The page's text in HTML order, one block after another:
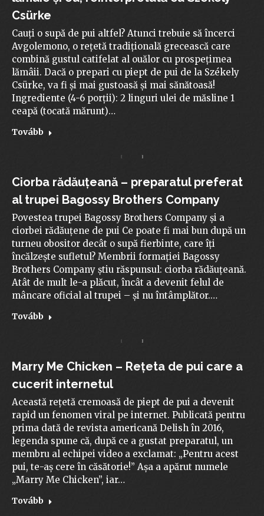
Csürke
Cauți o supă de pui altfel? Atunci trebuie să încerci
Avgolemono, o rețetă tradițională grecească care
combină gustul catifelat al ouălor cu prospețimea
lămâii. Dacă o prepari cu piept de pui de la Székely
Csürke, va fi și mai gustoasă și mai sănătoasă!
Ingrediente (4-6 porții): 2 linguri ulei de măsline 1
ceapă (tocată mărunt)…
Tovább
Ciorba rădăuțeană – preparatul preferat
al trupei Bagossy Brothers Company
Povestea trupei Bagossy Brothers Company și a
ciorbei rădăuțene de pui Ce poate fi mai bun după un
turneu obositor decât o supă fierbinte, care îți
încălzește sufletul? Membrii formației Bagossy
Brothers Company știu răspunsul: ciorba rădăuțeană.
Atât de mult le-a plăcut, încât a devenit felul de
mâncare oficial al trupei – și nu întâmplător.…
Tovább
Marry Me Chicken – Rețeta de pui care a
cucerit internetul
Această rețetă cremoasă de piept de pui a devenit
rapid un fenomen viral pe internet. Publicată pentru
prima dată de revista americană Delish în 2016,
legenda spune că, după ce a gustat preparatul, un
membru al echipei video a exclamat: „Pentru acest
pui, te-aș cere în căsătorie!” Așa a apărut numele
„Marry Me Chicken”, iar…
Tovább